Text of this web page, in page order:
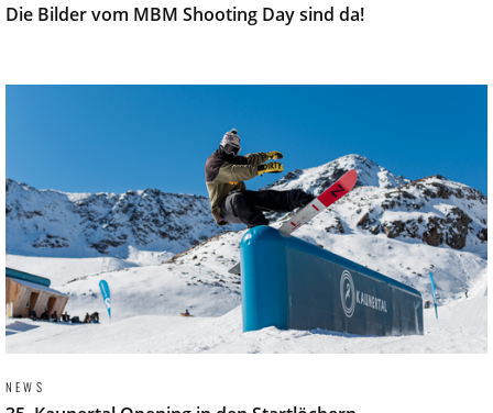
Die Bilder vom MBM Shooting Day sind da!
NEWS